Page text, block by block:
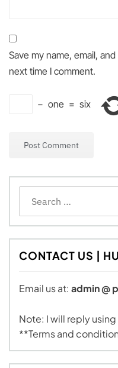
Save my name, email,
next time I comment.
− one = six
for:
CONTACT US |
Email us at: admin @
Note: I will reply
**Terms and